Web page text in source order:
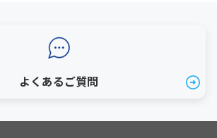
よくあるご質問